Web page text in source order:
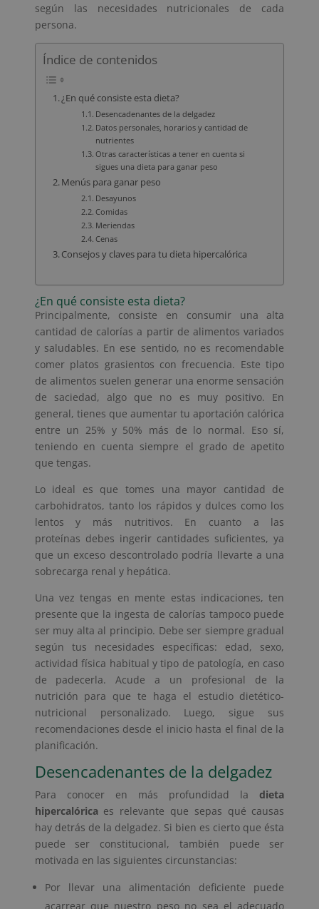
según las necesidades nutricionales de cada
persona.
Índice de contenidos
¿En qué consiste esta dieta?
Desencadenantes de la delgadez
Datos personales, horarios y cantidad de
nutrientes
Otras características a tener en cuenta si
sigues una dieta para ganar peso
Menús para ganar peso
Desayunos
Comidas
Meriendas
Cenas
Consejos y claves para tu dieta hipercalórica
¿En qué consiste esta dieta?
Principalmente, consiste en consumir una alta
cantidad de calorías a partir de alimentos variados
y saludables. En ese sentido, no es recomendable
comer platos grasientos con frecuencia. Este tipo
de alimentos suelen generar una enorme sensación
de saciedad, algo que no es muy positivo. En
general, tienes que aumentar tu aportación calórica
entre un 25% y 50% más de lo normal. Eso sí,
teniendo en cuenta siempre el grado de apetito
que tengas.
Lo ideal es que tomes una mayor cantidad de
carbohidratos, tanto los rápidos y dulces como los
lentos y más nutritivos. En cuanto a las
proteínas debes ingerir cantidades suficientes, ya
que un exceso descontrolado podría llevarte a una
sobrecarga renal y hepática.
Una vez tengas en mente estas indicaciones, ten
presente que la ingesta de calorías tampoco puede
ser muy alta al principio. Debe ser siempre gradual
según tus necesidades específicas: edad, sexo,
actividad física habitual y tipo de patología, en caso
de padecerla. Acude a un profesional de la
nutrición para que te haga el estudio dietético-
nutricional personalizado. Luego, sigue sus
recomendaciones desde el inicio hasta el final de la
planificación.
Desencadenantes de la delgadez
Para conocer en más profundidad ladieta
hipercalóricaes relevante que sepas qué causas
hay detrás de la delgadez. Si bien es cierto que ésta
puede ser constitucional, también puede ser
motivada en las siguientes circunstancias:
Por llevar una alimentación deficiente puede
acarrear que nuestro peso no sea el adecuado